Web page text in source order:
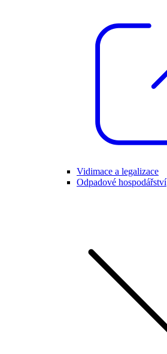
Vidimace a legalizace
Odpadové hospodářství